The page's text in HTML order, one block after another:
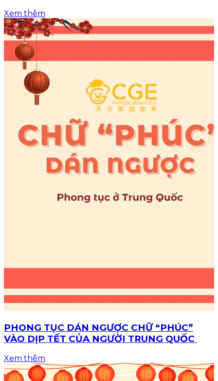
Xem thêm
PHONG TỤC DÁN NGƯỢC CHỮ “PHÚC”
VÀO DỊP TẾT CỦA NGƯỜI TRUNG QUỐC
Xem thêm